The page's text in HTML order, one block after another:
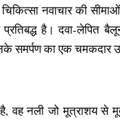
चिकित्सा नवाचार की
है। दवा-लेपित
समर्पण का एक चमकदार
वह नली जो मूत्राशय से